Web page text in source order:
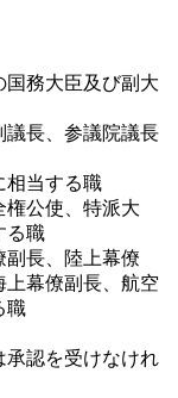
国務大臣及び副大
議長、参議院議長
相当する職
権公使、特派大
る職
副長、陸上幕僚
幕僚副長、航空
職
承認を受けなけれ